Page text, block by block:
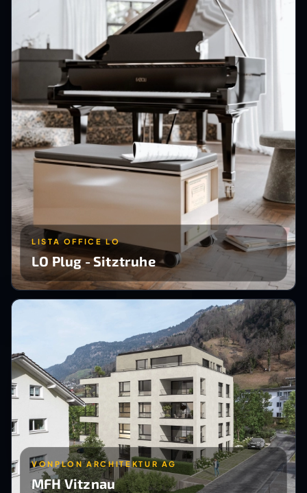
LISTA OFFICE LO
LO Plug - Sitztruhe
VONPLON ARCHITEKTUR AG
MFH Vitznau